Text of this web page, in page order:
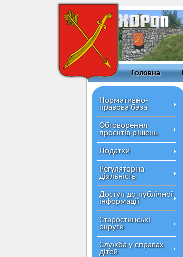
Головна
Нормативно-
правова база
Обговорення
проєктів рішень
Податки
Регуляторна
діяльність
Доступ до публічної
інформації
Старостинські
округи
Служба у справах
дітей